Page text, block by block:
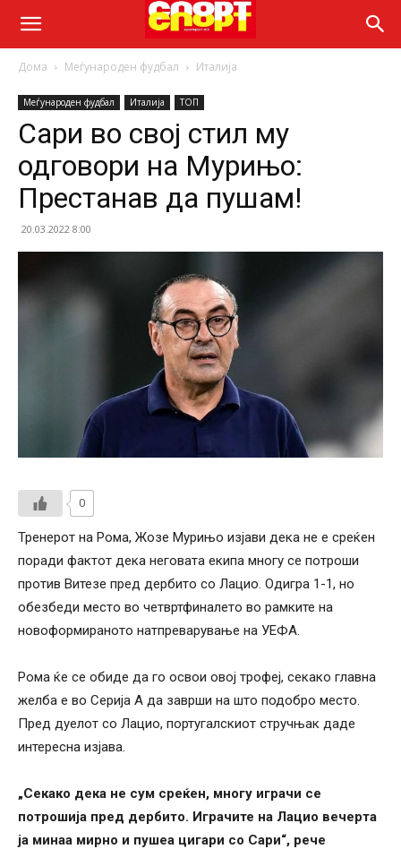
Дома Меѓународен фудбал Италија
Меѓународен фудбал Италија ТОП
Сари во свој стил му
одговори на Мурињо:
Престанав да пушам!
20.03.2022 8:00
0
Тренерот на Рома, Жозе Мурињо изјави дека не е среќен
поради фактот дека неговата екипа многу се потроши
против Витезе пред дербито со Лацио. Одигра 1-1, но
обезбеди место во четвртфиналето во рамките на
новоформираното натпреварување на УЕФА.
Рома ќе се обиде да го освои овој трофеј, секако главна
желба е во Серија А да заврши на што подобро место.
Пред дуелот со Лацио, португалскиот стручњак даде
интересна изјава.
„Секако дека не сум среќен, многу играчи се
потрошија пред дербито. Играчите на Лацио вечерта
ја минаа мирно и пушеа цигари со Сари“, рече